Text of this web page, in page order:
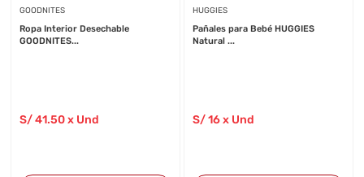
GOODNITES
Ropa Interior Desechable
GOODNITES...
S/41.50 x Und
HUGGIES
Pañales para Bebé HUGGIES
Natural ...
S/16x Und